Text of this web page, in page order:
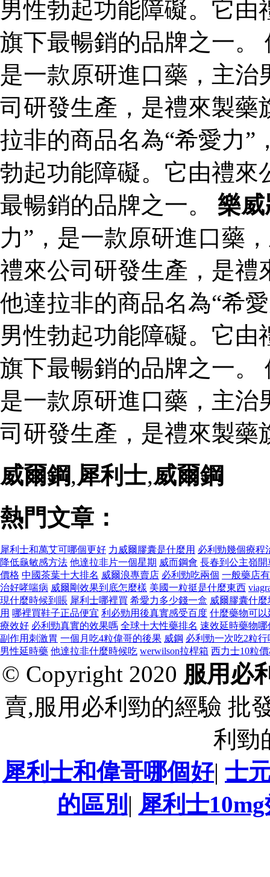
男性勃起功能障礙。它
旗下最暢銷的品牌之一。
是一款原研進口藥，主
司研發生產，是禮來製藥
拉非的商品名為“希愛力”
勃起功能障礙。它由禮來
最暢銷的品牌之一。 樂威
力”，是一款原研進口藥
禮來公司研發生產，是禮
他達拉非的商品名為“希
男性勃起功能障礙。它
旗下最暢銷的品牌之一。
是一款原研進口藥，主
司研發生產，是禮來製藥
威爾鋼,犀利士,威爾鋼
熱門文章：
犀利士和萬艾可哪個更好 力威爾膠囊是什麼用 必利勁幾個療程
降低龜敏感方法 他達拉非片一個星期 威而鋼會 長春到公主嶺開
價格 中國茶葉十大排名 威爾浪專賣店 必利勁吃兩個 一般藥店
治好哮喘病 威爾剛效果到底怎麼樣 美國一粒挺是什麼東西
現什麼時候到賬 犀利士哪裡買 希愛力多少錢一盒 威爾膠囊什
用 哪裡買鞋子正品便宜 利必勁用後真實感受百度 什麼藥物可以
療效好 必利勁真實的效果嗎 全球十大性藥排名 速效延時藥物哪
副作用刺激胃 一個月吃4粒偉哥的後果 威鋼 必利勁一次吃2粒行
男性延時藥 他達拉非什麼時候吃 werwilson拉桿箱 西力士10粒
© Copyright 2020 服用必
賣,服用必利勁的經驗 批
利勁
犀利士和偉哥哪個好| 士
的區別 | 犀利士